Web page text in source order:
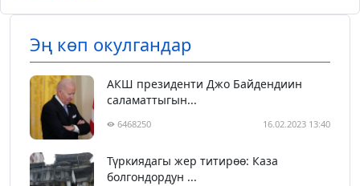
Эң көп окулгандар
АКШ президенти Джо Байдендиин
саламаттыгын...
6468250 16.02.2023 13:40
Түркиядагы жер титирөө: Каза
болгондордун ...